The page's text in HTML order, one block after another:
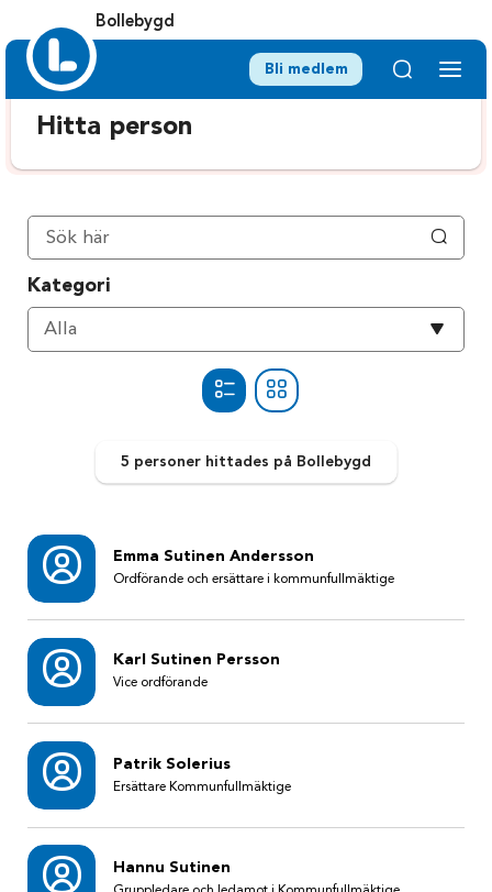
Bollebygd
Bli medlem
Hitta person
Kategori
Välj
Alla
5 personer hittades på Bollebygd
Emma Sutinen Andersson
Ordförande och ersättare i kommunfullmäktige
Karl Sutinen Persson
Vice ordförande
Patrik Solerius
Ersättare Kommunfullmäktige
Hannu Sutinen